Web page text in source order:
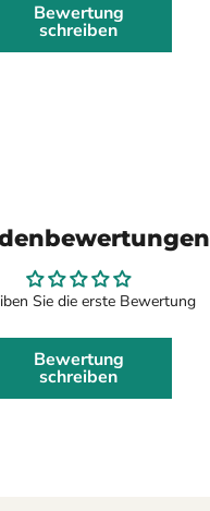
Bewertung
schreiben
Sie die erste Bewertung
Bewertung
schreiben